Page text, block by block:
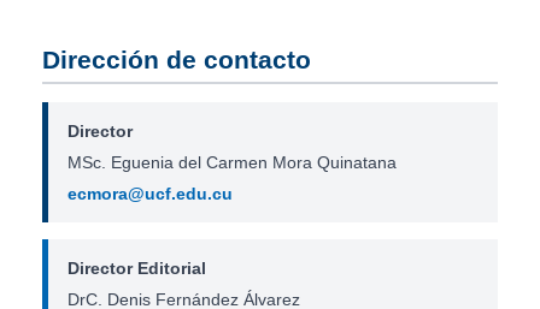
Dirección de contacto
Director
MSc. Eguenia del Carmen Mora Quinatana
ecmora@ucf.edu.cu
Director Editorial
DrC. Denis Fernández Álvarez